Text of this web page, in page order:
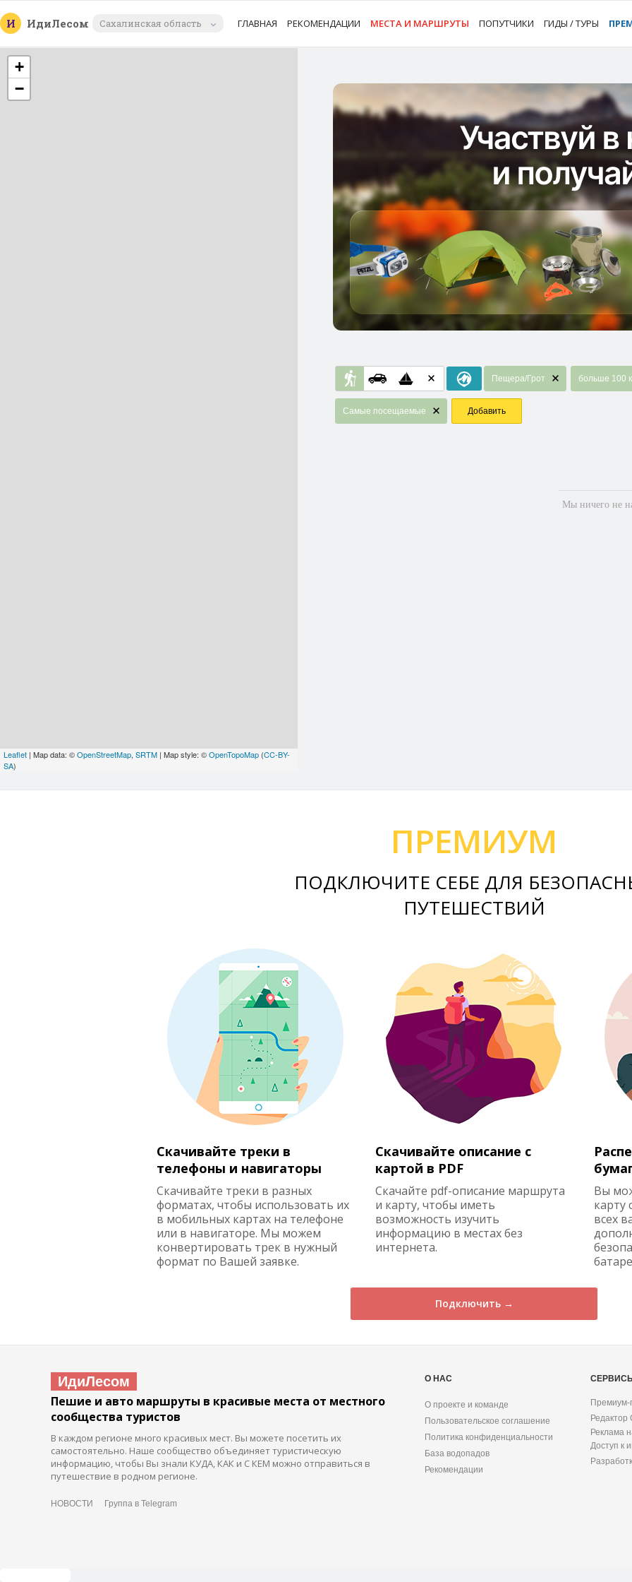
И ИдиЛесом Сахалинская область ГЛАВНАЯ РЕКОМЕНДАЦИИ МЕСТА И МАРШРУТЫ ПОПУТЧИКИ ГИДЫ / ТУРЫ
+
−
Leaflet | Map data: ©OpenStreetMap, SRTM | Map style: ©OpenTopoMap (CC-BY-
SA)
Пещера/Грот больше 100
Самые посещаемые Добавить
Мы ничего не
ПРЕМИУМ
ПОДКЛЮЧИТЕ СЕБЕ ДЛЯ
ПУТЕШЕСТВИЙ
Скачивайте треки в
телефоны и навигаторы
Скачивайте треки в разных
форматах, чтобы использовать их
в мобильных картах на телефоне
или в навигаторе. Мы можем
конвертировать трек в нужный
формат по Вашей заявке.
Скачивайте описание с
картой в PDF
Скачайте pdf-описание маршрута
и карту, чтобы иметь
возможность изучить
информацию в местах без
интернета.
Вы
карту
всех
Подключить →
ИдиЛесом
Пешие и авто маршруты в красивые места от местного
сообщества туристов
В каждом регионе много красивых мест. Вы можете посетить их
самостоятельно. Наше сообщество объединяет туристическую
информацию, чтобы Вы знали КУДА, КАК и С КЕМ можно отправиться в
путешествие в родном регионе.
НОВОСТИ Группа в Telegram
О НАС
О проекте и команде
Пользовательское соглашение
Политика конфиденциальности
База водопадов
Рекомендации
Премиум-
Редактор
Реклама
Доступ к